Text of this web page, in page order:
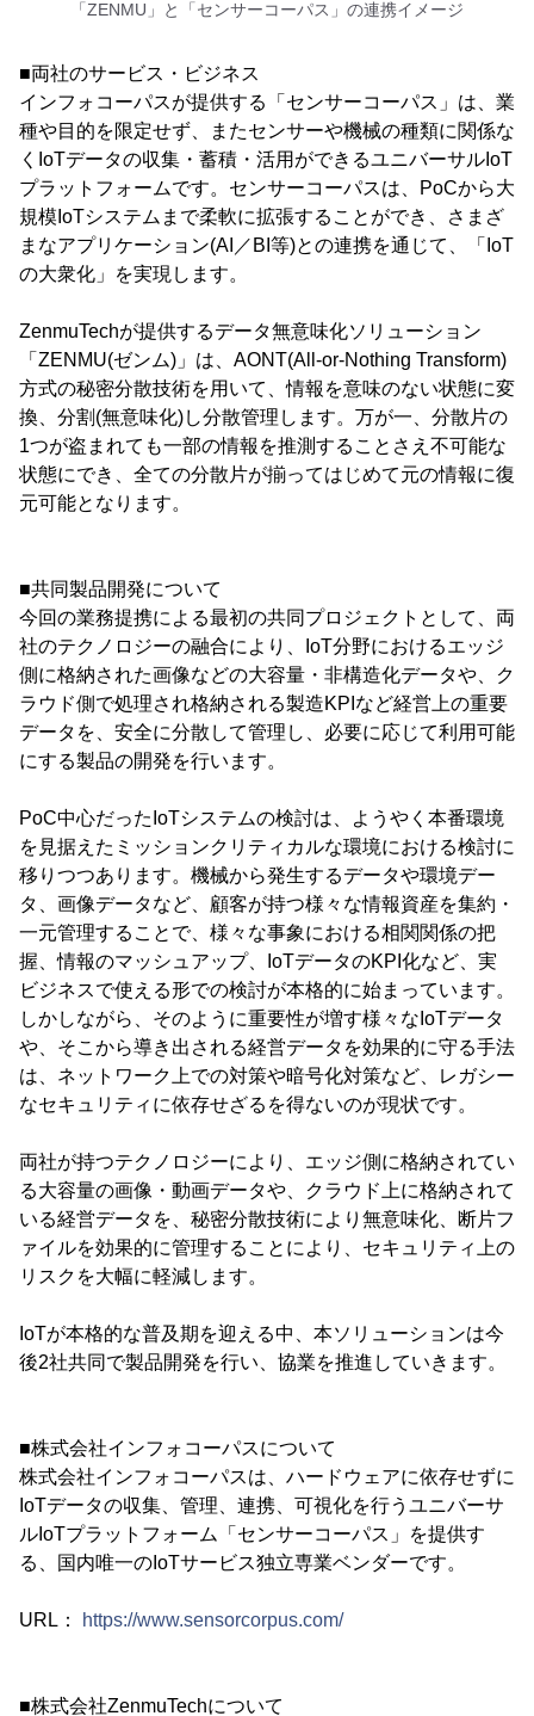
「ZENMU」と「センサーコーパス」の連携イメージ
■両社のサービス・ビジネス
インフォコーパスが提供する「センサーコーパス」は、業
種や目的を限定せず、またセンサーや機械の種類に関係な
くIoTデータの収集・蓄積・活用ができるユニバーサルIoT
プラットフォームです。センサーコーパスは、PoCから大
規模IoTシステムまで柔軟に拡張することができ、さまざ
まなアプリケーション(AI／BI等)との連携を通じて、「IoT
の大衆化」を実現します。
ZenmuTechが提供するデータ無意味化ソリューション
「ZENMU(ゼンム)」は、AONT(All-or-Nothing Transform)
方式の秘密分散技術を用いて、情報を意味のない状態に変
換、分割(無意味化)し分散管理します。万が一、分散片の
1つが盗まれても一部の情報を推測することさえ不可能な
状態にでき、全ての分散片が揃ってはじめて元の情報に復
元可能となります。
■共同製品開発について
今回の業務提携による最初の共同プロジェクトとして、両
社のテクノロジーの融合により、IoT分野におけるエッジ
側に格納された画像などの大容量・非構造化データや、ク
ラウド側で処理され格納される製造KPIなど経営上の重要
データを、安全に分散して管理し、必要に応じて利用可能
にする製品の開発を行います。
PoC中心だったIoTシステムの検討は、ようやく本番環境
を見据えたミッションクリティカルな環境における検討に
移りつつあります。機械から発生するデータや環境デー
タ、画像データなど、顧客が持つ様々な情報資産を集約・
一元管理することで、様々な事象における相関関係の把
握、情報のマッシュアップ、IoTデータのKPI化など、実
ビジネスで使える形での検討が本格的に始まっています。
しかしながら、そのように重要性が増す様々なIoTデータ
や、そこから導き出される経営データを効果的に守る手法
は、ネットワーク上での対策や暗号化対策など、レガシー
なセキュリティに依存せざるを得ないのが現状です。
両社が持つテクノロジーにより、エッジ側に格納されてい
る大容量の画像・動画データや、クラウド上に格納されて
いる経営データを、秘密分散技術により無意味化、断片フ
ァイルを効果的に管理することにより、セキュリティ上の
リスクを大幅に軽減します。
IoTが本格的な普及期を迎える中、本ソリューションは今
後2社共同で製品開発を行い、協業を推進していきます。
■株式会社インフォコーパスについて
株式会社インフォコーパスは、ハードウェアに依存せずに
IoTデータの収集、管理、連携、可視化を行うユニバーサ
ルIoTプラットフォーム「センサーコーパス」を提供す
る、国内唯一のIoTサービス独立専業ベンダーです。
URL： https://www.sensorcorpus.com/
■株式会社ZenmuTechについて